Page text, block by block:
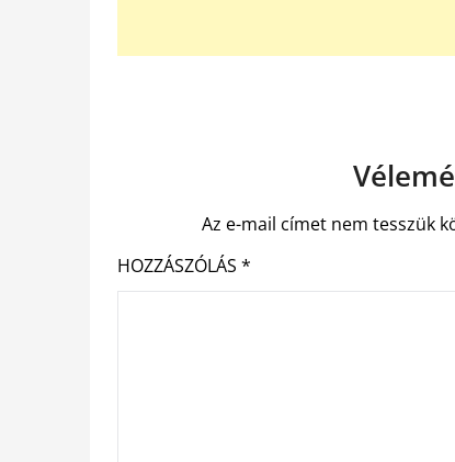
Az e-mail címet nem tesszük
HOZZÁSZÓLÁS *